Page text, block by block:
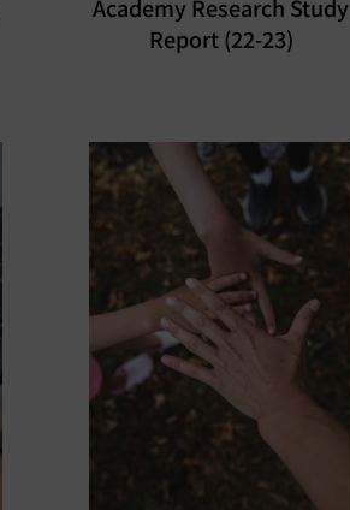
Academy Research Study
Report (22-23)